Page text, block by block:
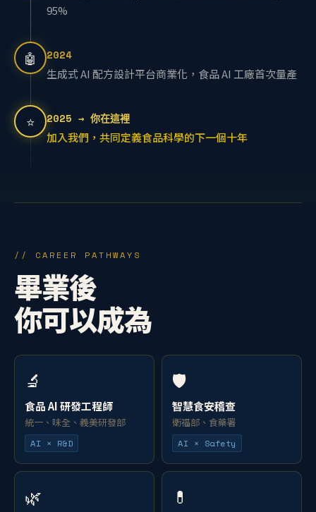
95%
🤖
2024
生成式 AI 配方設計平台商業化，食品 AI 工廠首次量產
⭐
2025 → 你在這裡
加入我們，共同定義食品科學的下一個十年
// CAREER PATHWAYS
畢業後
你可以成為
🔬
食品 AI 研發工程師
統一、味全、義美研發部
AI × R&D
🛡️
智慧食安稽查
衛福部、食藥署
AI × Safety
🌿 💊